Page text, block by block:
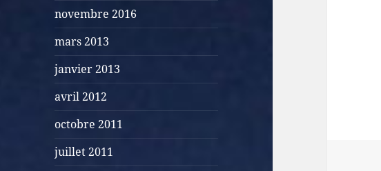
novembre 2016
mars 2013
janvier 2013
avril 2012
octobre 2011
juillet 2011